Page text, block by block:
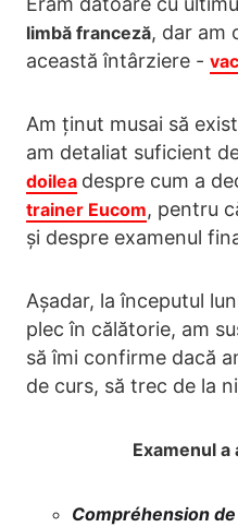
limbă franceză, dar am
această întârziere -
Am ținut musai să
am detaliat suficient
doilea despre cum a
trainer Eucom, pentru
și despre examenul
Așadar, la începutul
plec în călătorie, am
să îmi confirme dacă
de curs, să trec de la
Examenul
Compréhension de